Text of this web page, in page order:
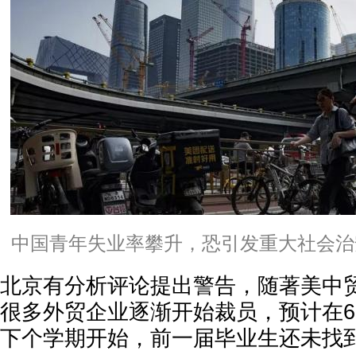
中国青年失业率攀升，恐引发重大社会
北京有分析评论提出警告，随著美中
很多外贸企业逐渐开始裁员，预计在
下个学期开始，前一届毕业生还未找